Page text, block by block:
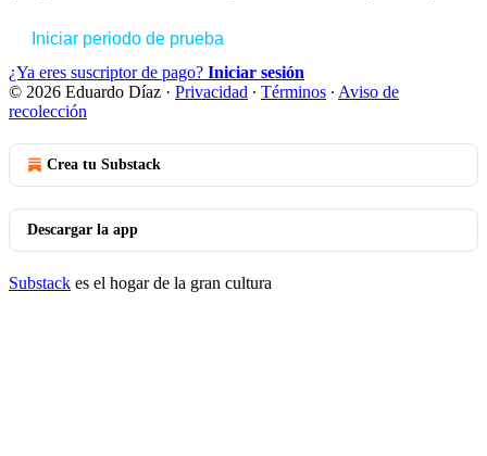
Iniciar periodo de prueba
¿Ya eres suscriptor de pago? Iniciar sesión
© 2026 Eduardo Díaz · Privacidad ∙ Términos ∙ Aviso de
recolección
Crea tu Substack
Descargar la app
Substack es el hogar de la gran cultura